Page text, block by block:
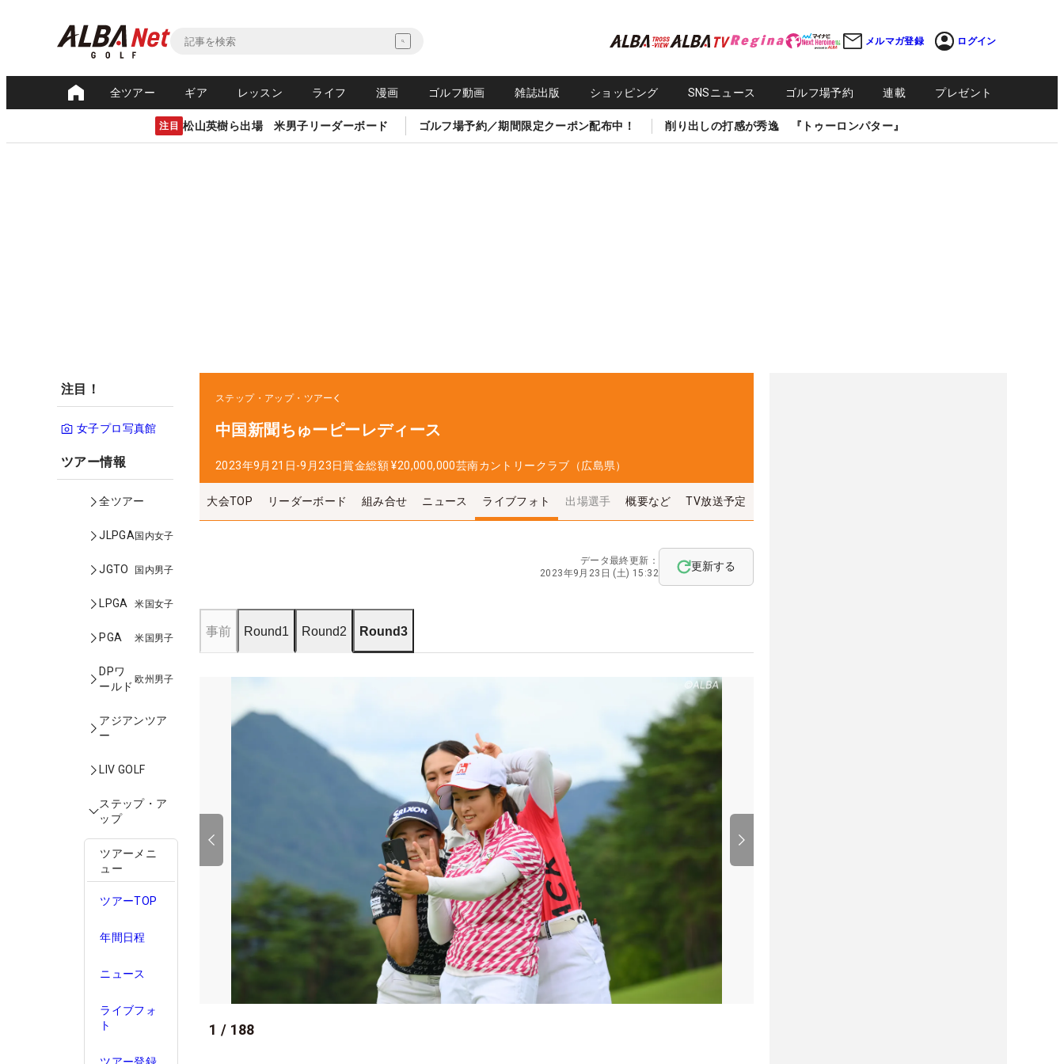
メルマガ登録 ログイン
全ツアー ギア レッスン ライフ 漫画 ゴルフ動画 雑誌出版 ショッピング SNSニュース ゴルフ場予約 連載 プレゼント
注目 松山英樹ら出場 米男子リーダーボード ゴルフ場予約／期間限定クーポン配布中！ 削り出しの打感が秀逸 『トゥーロンパター』
注目！
女子プロ写真館
ツアー情報
全ツアー
JLPGA国内女子
JGTO 国内男子
LPGA 米国女子
PGA 米国男子
DPワ
ールド
欧州男子
アジアンツア
ー
LIV GOLF
ステップ・ア
ップ
ツアーメニ
ュー
ツアーTOP
年間日程
ニュース
ライブフォ
ト
ステップ・アップ・ツアー
中国新聞ちゅーピーレディース
2023年9月21日-9月23日賞金総額 ¥20,000,000芸南カントリークラブ（広島県）
大会TOP リーダーボード 組み合せ ニュース ライブフォト 出場選手 概要など TV放送予定
データ最終更新：
2023年9月23日 (土) 15:32
更新する
事前 Round1 Round2 Round3
1 / 188